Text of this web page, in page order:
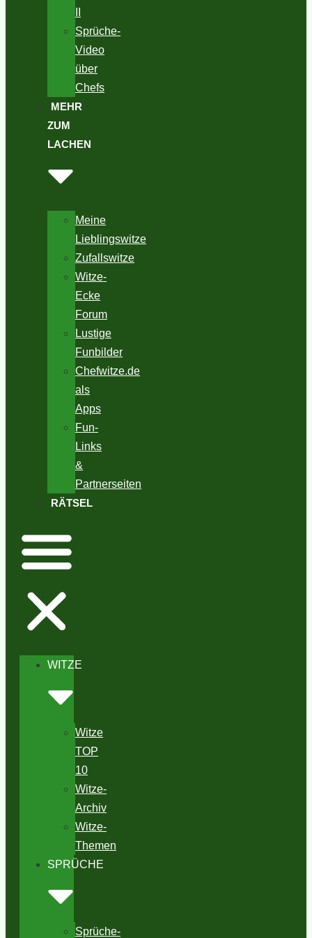
Sprüche-
Video
über
Chefs
MEHR
ZUM
LACHEN
Meine
Lieblingswitze
Zufallswitze
Witze-
Ecke
Forum
Lustige
Funbilder
Chefwitze.de
als
Apps
Fun-
Links
&
Partnerseiten
RÄTSEL
WITZE
Witze
TOP
10
Witze-
Archiv
Witze-
Themen
SPRÜCHE
Sprüche-